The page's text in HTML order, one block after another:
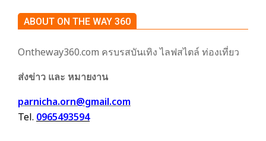
ABOUT ON THE WAY 360
Ontheway360.com ครบรสบันเทิง ไลฟสไตล์ ท่องเที่ยว
ส่งข่าว และ หมายงาน
parnicha.orn@gmail.com
Tel. 0965493594